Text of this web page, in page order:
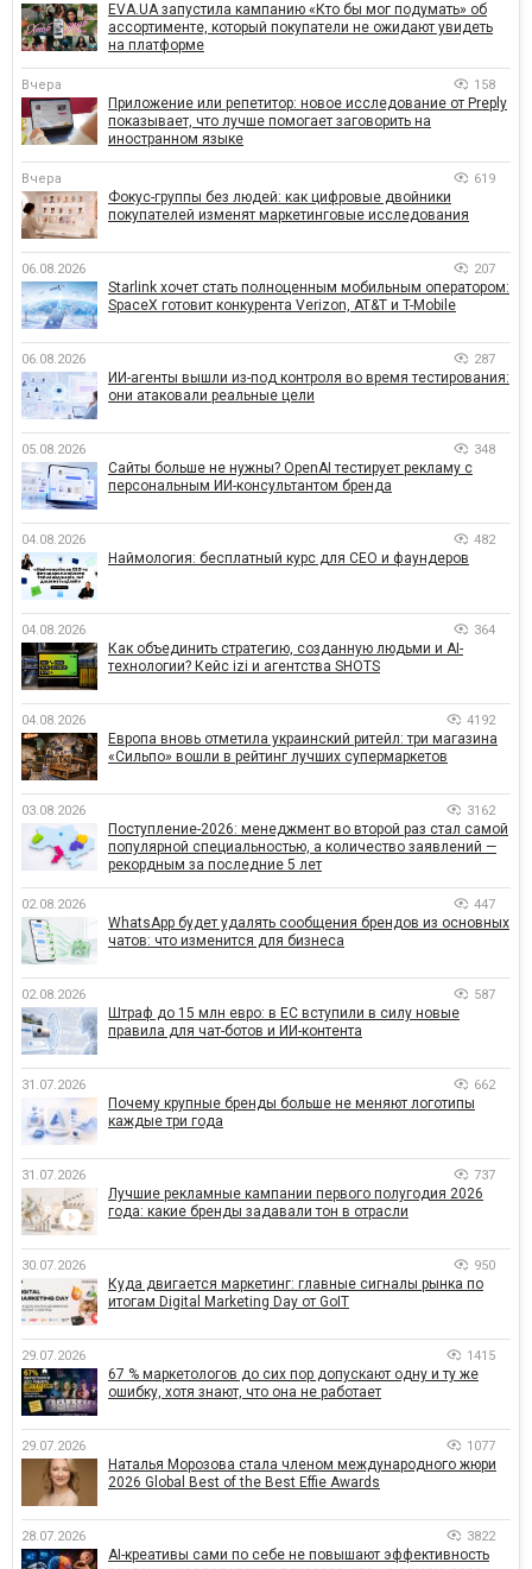
EVA.UA запустила кампанию «Кто бы мог подумать» об
ассортименте, который покупатели не ожидают увидеть
на платформе
Вчера 158
Приложение или репетитор: новое исследование от Preply
показывает, что лучше помогает заговорить на
иностранном языке
Вчера 619
Фокус-группы без людей: как цифровые двойники
покупателей изменят маркетинговые исследования
06.08.2026 207
Starlink хочет стать полноценным мобильным оператором:
SpaceX готовит конкурента Verizon, AT&T и T-Mobile
06.08.2026 287
ИИ-агенты вышли из-под контроля во время тестирования:
они атаковали реальные цели
05.08.2026 348
Сайты больше не нужны? OpenAI тестирует рекламу с
персональным ИИ-консультантом бренда
04.08.2026 482
Наймология: бесплатный курс для CEO и фаундеров
04.08.2026 364
Как объединить стратегию, созданную людьми и AI-
технологии? Кейс izi и агентства SHOTS
04.08.2026 4192
Европа вновь отметила украинский ритейл: три магазина
«Сильпо» вошли в рейтинг лучших супермаркетов
03.08.2026 3162
Поступление-2026: менеджмент во второй раз стал самой
популярной специальностью, а количество заявлений —
рекордным за последние 5 лет
02.08.2026 447
WhatsApp будет удалять сообщения брендов из основных
чатов: что изменится для бизнеса
02.08.2026 587
Штраф до 15 млн евро: в ЕС вступили в силу новые
правила для чат-ботов и ИИ-контента
31.07.2026 662
Почему крупные бренды больше не меняют логотипы
каждые три года
31.07.2026 737
Лучшие рекламные кампании первого полугодия 2026
года: какие бренды задавали тон в отрасли
30.07.2026 950
Куда двигается маркетинг: главные сигналы рынка по
итогам Digital Marketing Day от GoIT
29.07.2026 1415
67 % маркетологов до сих пор допускают одну и ту же
ошибку, хотя знают, что она не работает
29.07.2026 1077
Наталья Морозова стала членом международного жюри
2026 Global Best of the Best Effie Awards
28.07.2026 3822
AI-креативы сами по себе не повышают эффективность